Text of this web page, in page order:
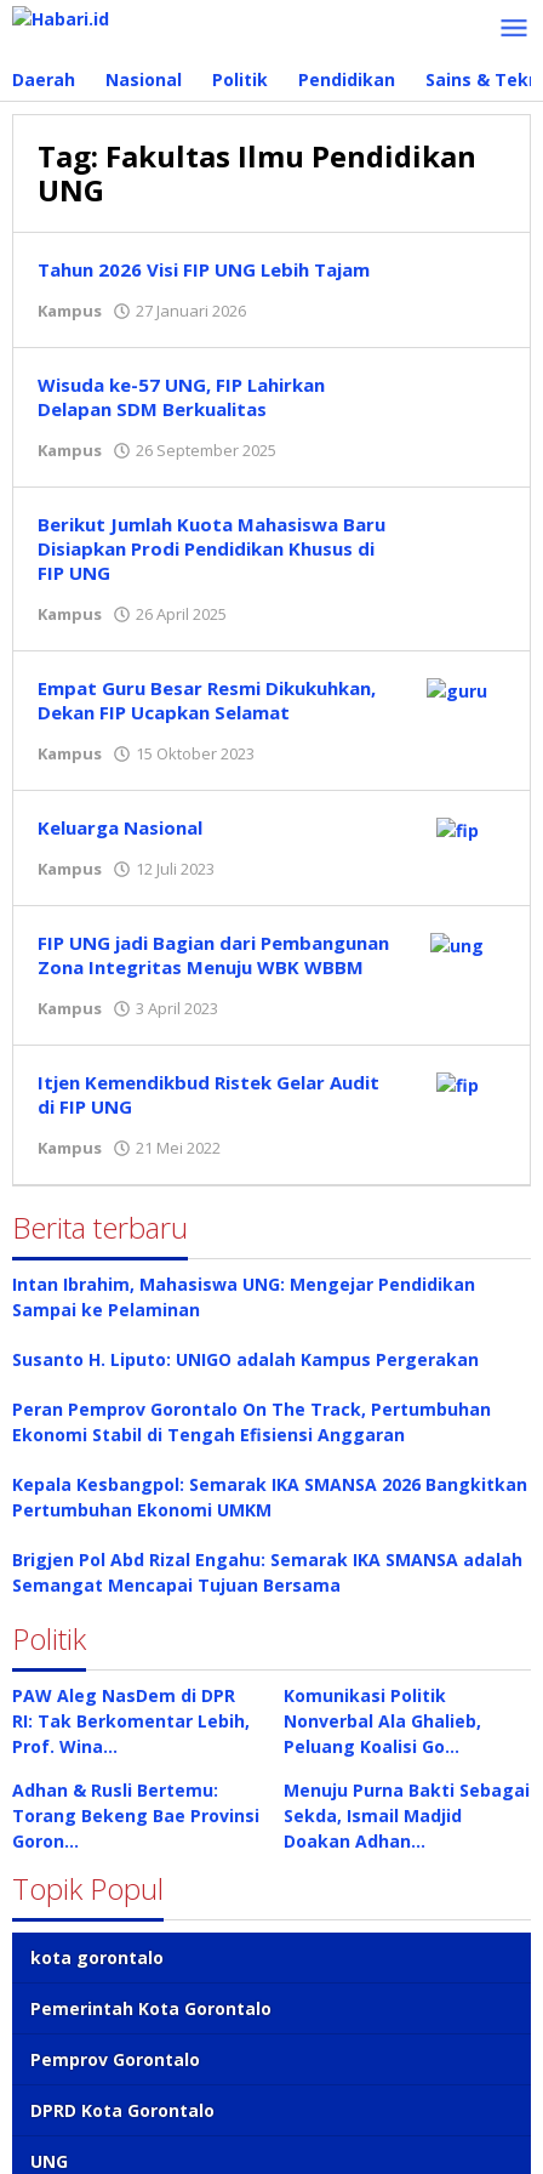
Lewati
Daerah Nasional Politik Pendidikan Sains &
Tag: Fakultas Ilmu Pendidikan
UNG
Tahun 2026 Visi FIP UNG Lebih Tajam
Kampus 27 Januari 2026
Wisuda ke-57 UNG, FIP Lahirkan
Delapan SDM Berkualitas
Kampus 26 September 2025
Berikut Jumlah Kuota Mahasiswa Baru
Disiapkan Prodi Pendidikan Khusus di
FIP UNG
Kampus 26 April 2025
Empat Guru Besar Resmi Dikukuhkan,
Dekan FIP Ucapkan Selamat
Kampus 15 Oktober 2023
Keluarga Nasional
Kampus 12 Juli 2023
FIP UNG jadi Bagian dari Pembangunan
Zona Integritas Menuju WBK WBBM
Kampus 3 April 2023
Itjen Kemendikbud Ristek Gelar Audit
di FIP UNG
Kampus 21 Mei 2022
Berita terbaru
Intan Ibrahim, Mahasiswa UNG: Mengejar Pendidikan
Sampai ke Pelaminan
Susanto H. Liputo: UNIGO adalah Kampus Pergerakan
Peran Pemprov Gorontalo On The Track, Pertumbuhan
Ekonomi Stabil di Tengah Efisiensi Anggaran
Kepala Kesbangpol: Semarak IKA SMANSA 2026 Bangkitkan
Pertumbuhan Ekonomi UMKM
Brigjen Pol Abd Rizal Engahu: Semarak IKA SMANSA adalah
Semangat Mencapai Tujuan Bersama
Politik
PAW Aleg NasDem di DPR
RI: Tak Berkomentar Lebih,
Prof. Wina…
Komunikasi Politik
Nonverbal Ala Ghalieb,
Peluang Koalisi Go…
Adhan & Rusli Bertemu:
Torang Bekeng Bae Provinsi
Goron…
Menuju Purna Bakti Sebagai
Sekda, Ismail Madjid
Doakan Adhan…
Topik Popul
kota gorontalo
Pemerintah Kota Gorontalo
Pemprov Gorontalo
DPRD Kota Gorontalo
UNG